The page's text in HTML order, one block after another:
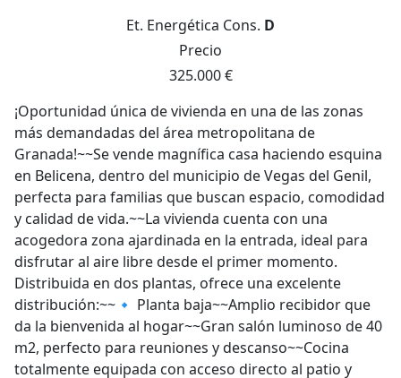
Et. Energética Cons. D
Precio
325.000 €
¡Oportunidad única de vivienda en una de las zonas
más demandadas del área metropolitana de
Granada!~~Se vende magnífica casa haciendo esquina
en Belicena, dentro del municipio de Vegas del Genil,
perfecta para familias que buscan espacio, comodidad
y calidad de vida.~~La vivienda cuenta con una
acogedora zona ajardinada en la entrada, ideal para
disfrutar al aire libre desde el primer momento.
Distribuida en dos plantas, ofrece una excelente
distribución:~~🔹 Planta baja~~Amplio recibidor que
da la bienvenida al hogar~~Gran salón luminoso de 40
m2, perfecto para reuniones y descanso~~Cocina
totalmente equipada con acceso directo al patio y